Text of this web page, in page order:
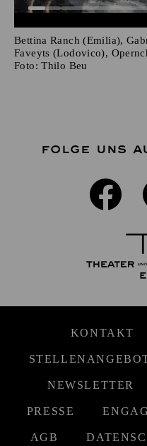
Bettina Ranch (Emilia),
Faveyts (Lodovico),
Foto: Thilo Beu
FOLGE UNS
KONTAKT
NEWSLETTER
PRESSE
AGB